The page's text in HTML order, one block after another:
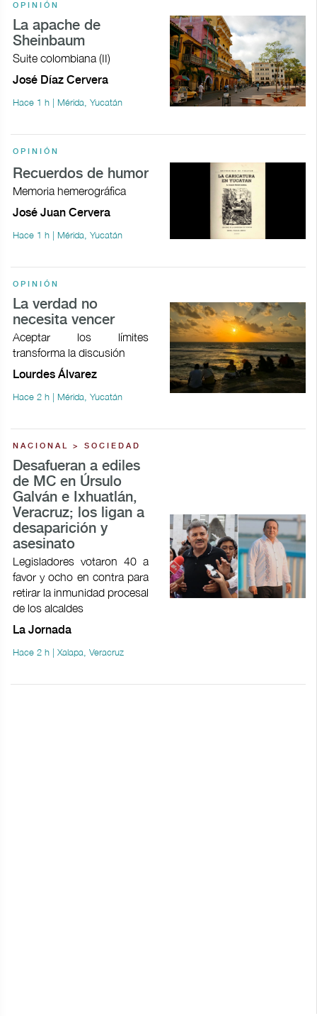
OPINIÓN
La apache de
Sheinbaum
Suite colombiana (II)
José Díaz Cervera
Hace 1 h | Mérida, Yucatán
OPINIÓN
Recuerdos de humor
Memoria hemerográfica
José Juan Cervera
Hace 1 h | Mérida, Yucatán
OPINIÓN
La verdad no
necesita vencer
Aceptar los límites
transforma la discusión
Lourdes Álvarez
Hace 2 h | Mérida, Yucatán
NACIONAL > SOCIEDAD
Desafueran a ediles
de MC en Úrsulo
Galván e Ixhuatlán,
Veracruz; los ligan a
desaparición y
asesinato
Legisladores votaron 40 a
favor y ocho en contra para
retirar la inmunidad procesal
de los alcaldes
La Jornada
Hace 2 h | Xalapa, Veracruz